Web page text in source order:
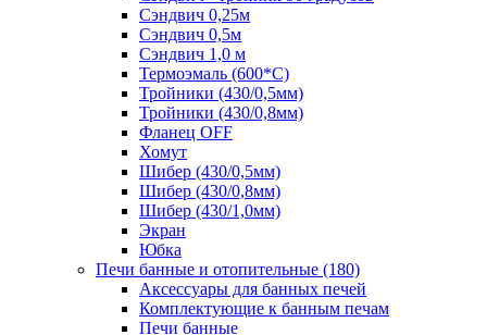
Сэндвич 0,25м
Сэндвич 0,5м
Сэндвич 1,0 м
Термоэмаль (600*С)
Тройники (430/0,5мм)
Тройники (430/0,8мм)
Фланец OFF
Хомут
Шибер (430/0,5мм)
Шибер (430/0,8мм)
Шибер (430/1,0мм)
Экран
Юбка
Печи банные и отопительные (180)
Аксессуары для банных печей
Комплектующие к банным печам
Печи банные